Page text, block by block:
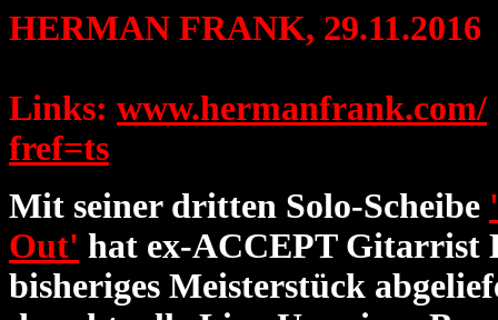
HERMAN FRANK, 29.11.2016
Links: www.hermanfrank.com/
fref=ts
Mit seiner dritten Solo-Scheibe
Out' hat ex-ACCEPT Gitarrist
bisheriges Meisterstück